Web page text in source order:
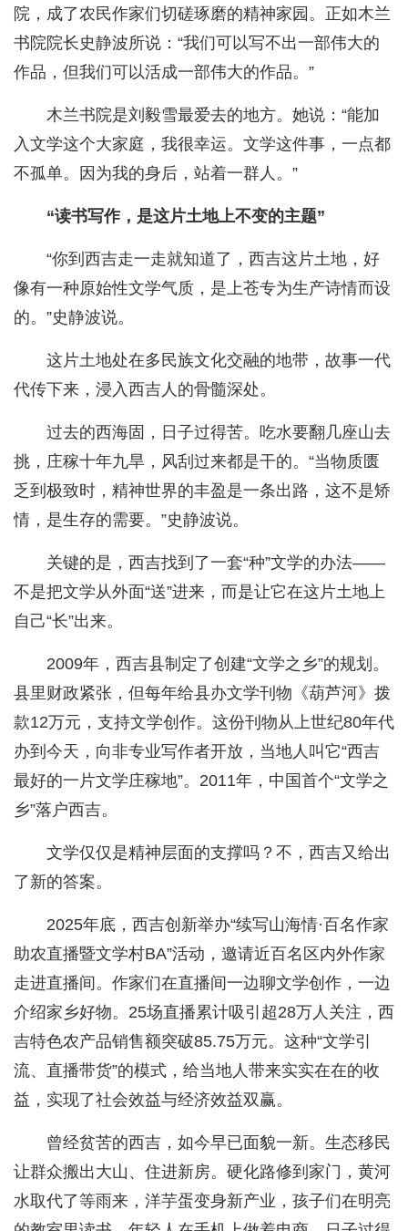
院，成了农民作家们切磋琢磨的精神家园。正如木兰
书院院长史静波所说：“我们可以写不出一部伟大的
作品，但我们可以活成一部伟大的作品。”
木兰书院是刘毅雪最爱去的地方。她说：“能加
入文学这个大家庭，我很幸运。文学这件事，一点都
不孤单。因为我的身后，站着一群人。”
“读书写作，是这片土地上不变的主题”
“你到西吉走一走就知道了，西吉这片土地，好
像有一种原始性文学气质，是上苍专为生产诗情而设
的。”史静波说。
这片土地处在多民族文化交融的地带，故事一代
代传下来，浸入西吉人的骨髓深处。
过去的西海固，日子过得苦。吃水要翻几座山去
挑，庄稼十年九旱，风刮过来都是干的。“当物质匮
乏到极致时，精神世界的丰盈是一条出路，这不是矫
情，是生存的需要。”史静波说。
关键的是，西吉找到了一套“种”文学的办法——
不是把文学从外面“送”进来，而是让它在这片土地上
自己“长”出来。
2009年，西吉县制定了创建“文学之乡”的规划。
县里财政紧张，但每年给县办文学刊物《葫芦河》拨
款12万元，支持文学创作。这份刊物从上世纪80年代
办到今天，向非专业写作者开放，当地人叫它“西吉
最好的一片文学庄稼地”。2011年，中国首个“文学之
乡”落户西吉。
文学仅仅是精神层面的支撑吗？不，西吉又给出
了新的答案。
2025年底，西吉创新举办“续写山海情·百名作家
助农直播暨文学村BA”活动，邀请近百名区内外作家
走进直播间。作家们在直播间一边聊文学创作，一边
介绍家乡好物。25场直播累计吸引超28万人关注，西
吉特色农产品销售额突破85.75万元。这种“文学引
流、直播带货”的模式，给当地人带来实实在在的收
益，实现了社会效益与经济效益双赢。
曾经贫苦的西吉，如今早已面貌一新。生态移民
让群众搬出大山、住进新房。硬化路修到家门，黄河
水取代了等雨来，洋芋蛋变身新产业，孩子们在明亮